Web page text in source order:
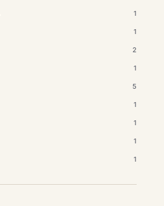
1
1
2
1
5
1
1
1
1